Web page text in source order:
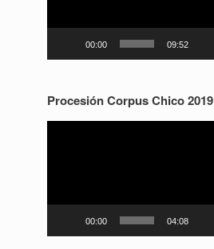
00:00 09:52
Procesión Corpus Chico 2019
00:00 04:08